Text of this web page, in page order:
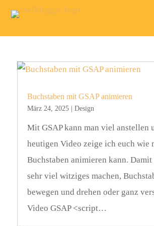
Buchstaben mit GSAP animieren
März 24, 2025| Design
Mit GSAP kann man viel anstellen
heutigen Video zeige ich euch wie
Buchstaben animieren kann. Damit
sehr viel witziges machen,
bewegen und drehen oder ganz
Video GSAP <script…